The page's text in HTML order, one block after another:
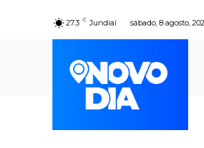
27.3 C Jundiaí sábado, 8 agosto,